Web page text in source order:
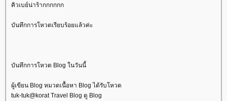
คิวเบย์น่าร้ากกกกกก
บันทึกการโหวตเรียบร้อยแล้วค่ะ
บันทึกการโหวต Blog ในวันนี้
ผู้เขียน Blog หมวดเนื้อหา Blog ได้รับโหวต
tuk-tuk@korat Travel Blog ดู Blog